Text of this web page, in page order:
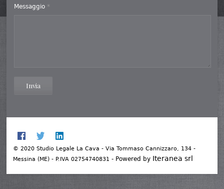
Messaggio *
Invia
© 2020 Studio Legale La Cava - Via Tommaso Cannizzaro, 134 -
Messina (ME) - P.IVA 02754740831 - Powered by Iteranea srl